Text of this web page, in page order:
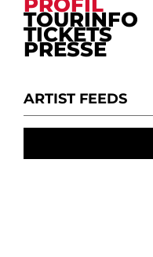
TOURINFO
TICKETS
PRESSE
ARTIST FEEDS